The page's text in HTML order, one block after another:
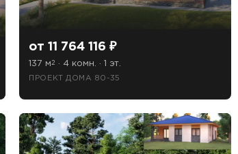
от 11 764 116 ₽
137 м2 · 4 комн. · 1 эт.
ПРОЕКТ ДОМА 80-35